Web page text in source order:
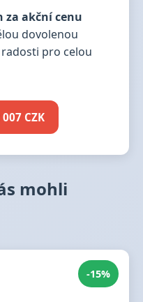
za akční cenu
dovolenou
pro celou
007 CZK
mohli
-15%